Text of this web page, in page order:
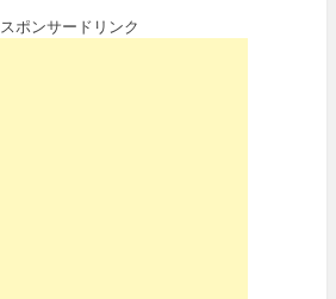
スポンサードリンク